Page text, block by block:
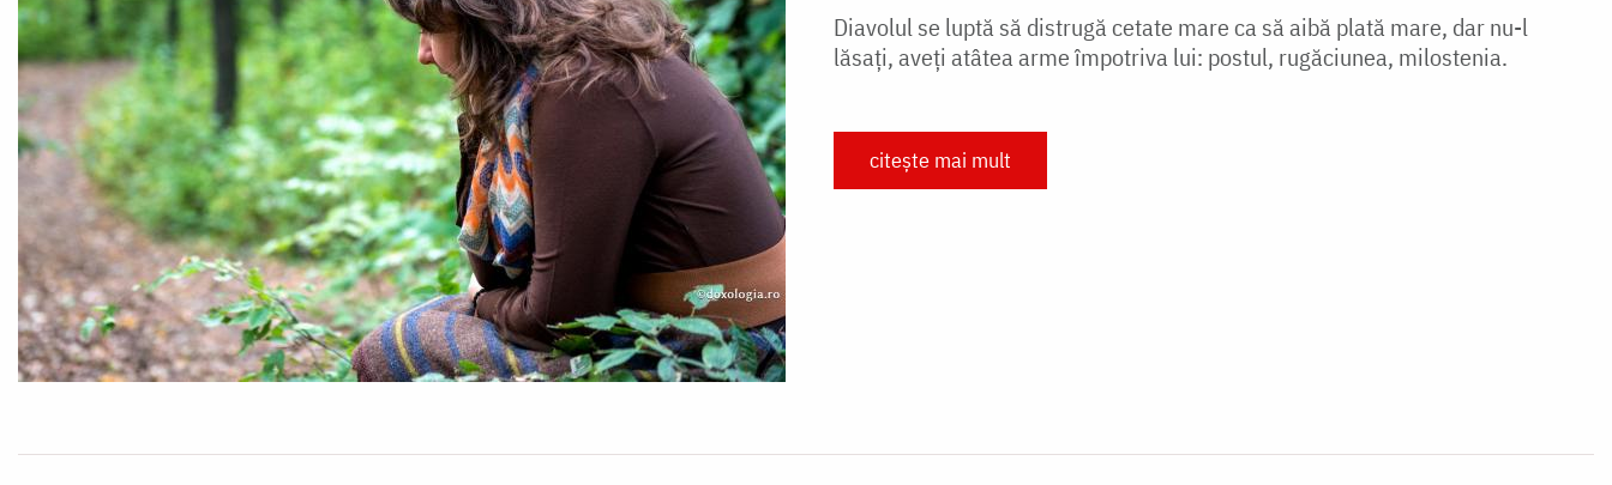
Diavolul se luptă să distrugă cetate mare ca să aibă plată mare, dar nu-l
lăsați, aveți atâtea arme împotriva lui: postul, rugăciunea, milostenia.
citește mai mult